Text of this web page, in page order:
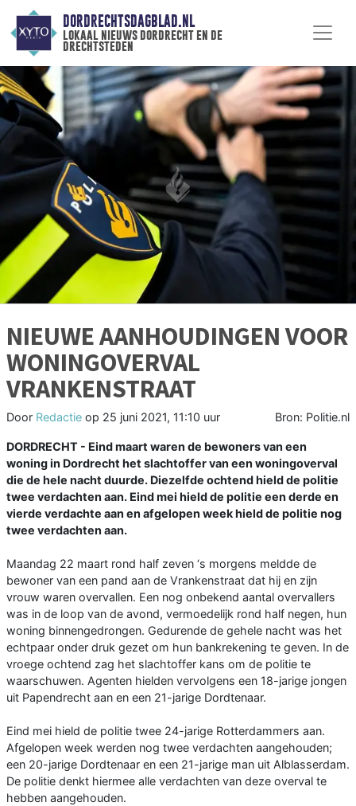
DORDRECHTSDAGBLAD.NL
lokaal nieuws dordrecht en de
drechtsteden
NIEUWE AANHOUDINGEN VOOR
WONINGOVERVAL
VRANKENSTRAAT
Door Redactie op 25 juni 2021, 11:10 uur Bron: Politie.nl
DORDRECHT - Eind maart waren de bewoners van een
woning in Dordrecht het slachtoffer van een woningoverval
die de hele nacht duurde. Diezelfde ochtend hield de politie
twee verdachten aan. Eind mei hield de politie een derde en
vierde verdachte aan en afgelopen week hield de politie nog
twee verdachten aan.
Maandag 22 maart rond half zeven ‘s morgens meldde de
bewoner van een pand aan de Vrankenstraat dat hij en zijn
vrouw waren overvallen. Een nog onbekend aantal overvallers
was in de loop van de avond, vermoedelijk rond half negen, hun
woning binnengedrongen. Gedurende de gehele nacht was het
echtpaar onder druk gezet om hun bankrekening te geven. In de
vroege ochtend zag het slachtoffer kans om de politie te
waarschuwen. Agenten hielden vervolgens een 18-jarige jongen
uit Papendrecht aan en een 21-jarige Dordtenaar.
Eind mei hield de politie twee 24-jarige Rotterdammers aan.
Afgelopen week werden nog twee verdachten aangehouden;
een 20-jarige Dordtenaar en een 21-jarige man uit Alblasserdam.
De politie denkt hiermee alle verdachten van deze overval te
hebben aangehouden.